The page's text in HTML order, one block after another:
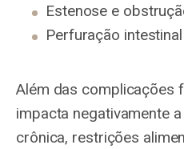
Estenose e
Perfuração
Além das complicações
impacta negativamente
crônica, restrições